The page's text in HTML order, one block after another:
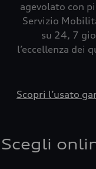
agevolato con
Servizio
su 24, 7
l’eccellenza dei
Scopri l’usato
Scegli